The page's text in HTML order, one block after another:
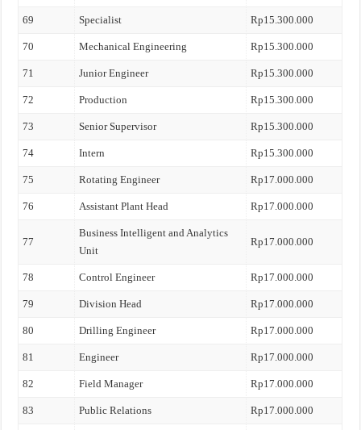
69 Specialist Rp15.300.000
70 Mechanical Engineering Rp15.300.000
71 Junior Engineer Rp15.300.000
72 Production Rp15.300.000
73 Senior Supervisor Rp15.300.000
74 Intern Rp15.300.000
75 Rotating Engineer Rp17.000.000
76 Assistant Plant Head Rp17.000.000
77
Business Intelligent and Analytics
Unit
Rp17.000.000
78 Control Engineer Rp17.000.000
79 Division Head Rp17.000.000
80 Drilling Engineer Rp17.000.000
81 Engineer Rp17.000.000
82 Field Manager Rp17.000.000
83 Public Relations Rp17.000.000